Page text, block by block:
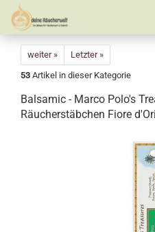
weiter »
Letzter »
53 Artikel in dieser Kategorie
Balsamic - Marco Polo's
Räucherstäbchen Fiore